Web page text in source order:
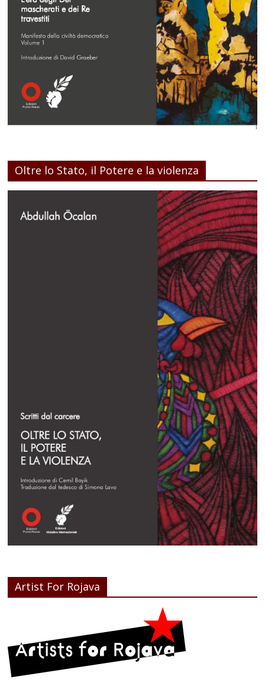
Oltre lo Stato, il Potere e la violenza
Artist For Rojava